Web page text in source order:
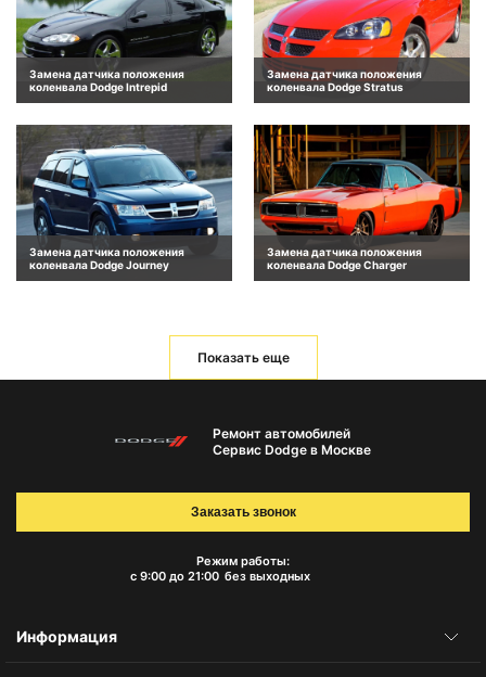
Замена датчика положения
коленвала Dodge Intrepid
Замена датчика положения
коленвала Dodge Stratus
Замена датчика положения
коленвала Dodge Journey
Замена датчика положения
коленвала Dodge Charger
Показать еще
Ремонт автомобилей
Сервис Dodge в Москве
Режим работы:
с 9:00 до 21:00 без выходных
Заказать звонок
Информация